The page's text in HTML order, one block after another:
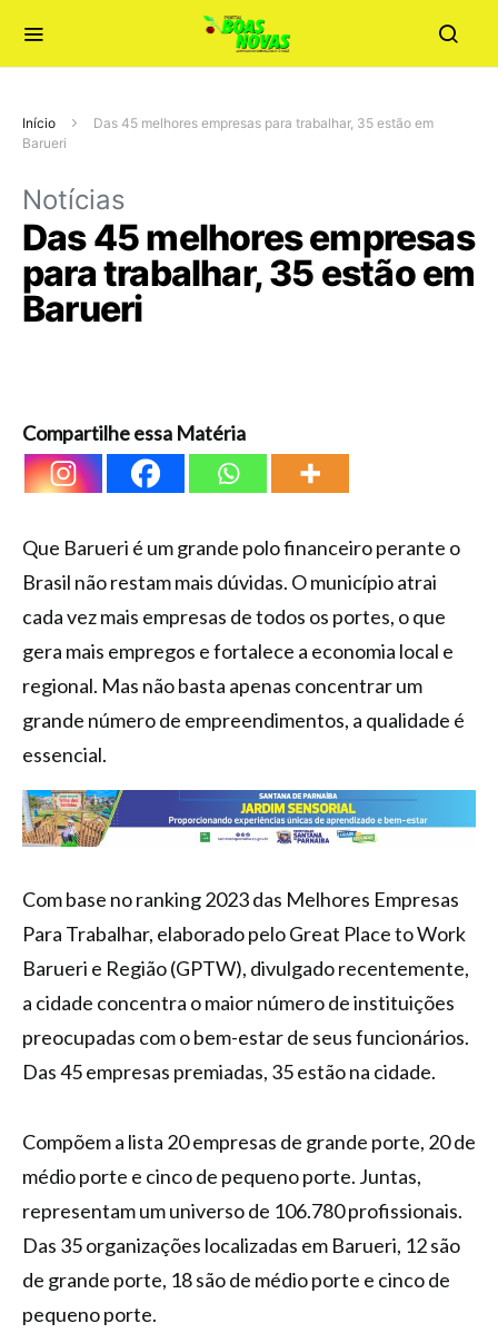
Início
Das 45 melhores empresas para trabalhar, 35 estão em
Barueri
Notícias
Das 45 melhores empresas
para trabalhar, 35 estão em
Barueri
Compartilhe essa Matéria
Que Barueri é um grande polo financeiro perante o
Brasil não restam mais dúvidas. O município atrai
cada vez mais empresas de todos os portes, o que
gera mais empregos e fortalece a economia local e
regional. Mas não basta apenas concentrar um
grande número de empreendimentos, a qualidade é
essencial.
Com base no ranking 2023 das Melhores Empresas
Para Trabalhar, elaborado pelo Great Place to Work
Barueri e Região (GPTW), divulgado recentemente,
a cidade concentra o maior número de instituições
preocupadas com o bem-estar de seus funcionários.
Das 45 empresas premiadas, 35 estão na cidade.
Compõem a lista 20 empresas de grande porte, 20 de
médio porte e cinco de pequeno porte. Juntas,
representam um universo de 106.780 profissionais.
Das 35 organizações localizadas em Barueri, 12 são
de grande porte, 18 são de médio porte e cinco de
pequeno porte.